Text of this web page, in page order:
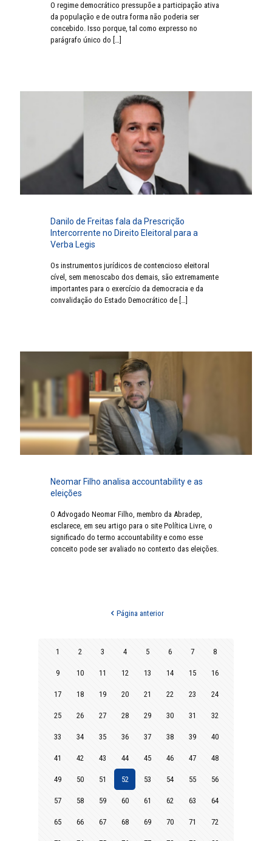
O regime democrático pressupõe a participação ativa
da população e de outra forma não poderia ser
concebido. Isso porque, tal como expresso no
parágrafo único do […]
Danilo de Freitas fala da Prescrição
Intercorrente no Direito Eleitoral para a
Verba Legis
Os instrumentos jurídicos de contencioso eleitoral
cível, sem menoscabo dos demais, são extremamente
importantes para o exercício da democracia e da
convalidação do Estado Democrático de […]
Neomar Filho analisa accountability e as
eleições
O Advogado Neomar Filho, membro da Abradep,
esclarece, em seu artigo para o site Política Livre, o
significado do termo accountability e como esse
conceito pode ser avaliado no contexto das eleições.
Página anterior
1 2 3 4 5 6 7 8
9 10 11 12 13 14 15 16
17 18 19 20 21 22 23 24
25 26 27 28 29 30 31 32
33 34 35 36 37 38 39 40
41 42 43 44 45 46 47 48
49 50 51 52 53 54 55 56
57 58 59 60 61 62 63 64
65 66 67 68 69 70 71 72